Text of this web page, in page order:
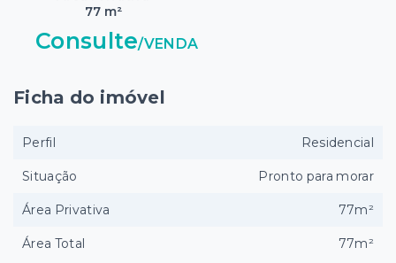
77 m²
Consulte/VENDA
Ficha do imóvel
Perfil Residencial
Situação Pronto para morar
Área Privativa 77m²
Área Total 77m²